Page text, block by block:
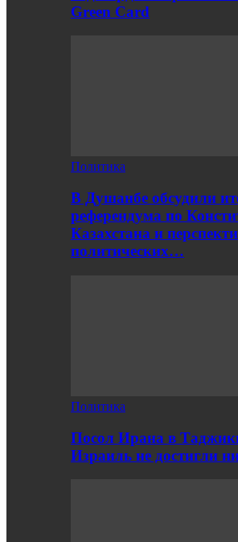
Green Card
Политика
В Душанбе обсудили
референдума по
Казахстана и
политических…
Политика
Посол Ирана в
Израиль не достигли